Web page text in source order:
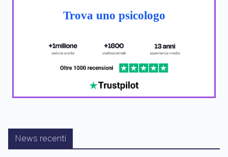
Trova uno psicologo
News recenti